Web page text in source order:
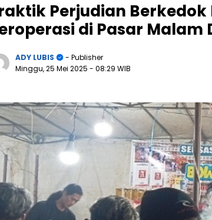
Perjudian
di Pasar Malam
ADY LUBIS
- Publisher
Minggu, 25 Mei 2025 - 08:29 WIB